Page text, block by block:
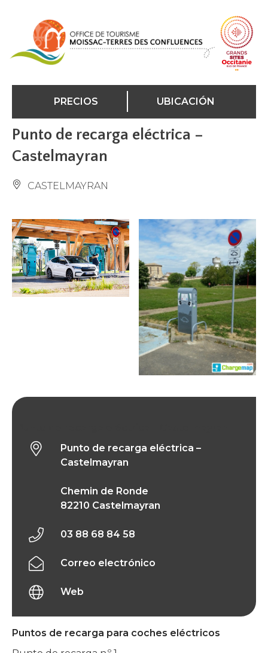
PRECIOS UBICACIÓN
Punto de recarga eléctrica –
Castelmayran
CASTELMAYRAN
Puntos de recarga para coches eléctricos
Punto de recarga eléctrica –
Castelmayran
Chemin de Ronde
82210 Castelmayran
03 88 68 84 58
Correo electrónico
Web